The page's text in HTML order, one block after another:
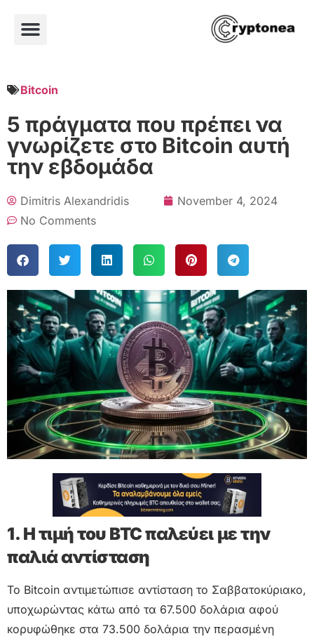
Bitcoin
5 πράγματα που πρέπει να
γνωρίζετε στο Bitcoin αυτή
την εβδομάδα
Dimitris Alexandridis
November 4, 2024
No Comments
1. Η τιμή του BTC παλεύει με την
παλιά αντίσταση
Το Bitcoin αντιμετώπισε αντίσταση το Σαββατοκύριακο,
υποχωρώντας κάτω από τα 67.500 δολάρια αφού
κορυφώθηκε στα 73.500 δολάρια την περασμένη